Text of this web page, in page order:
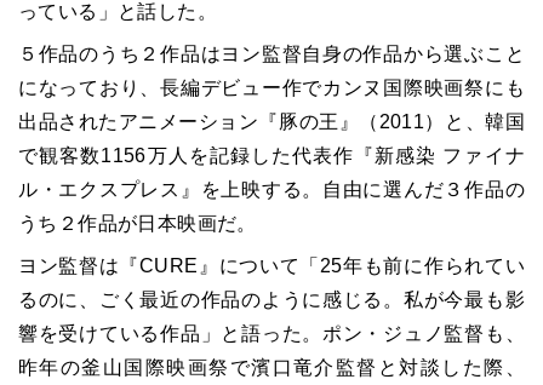
っている」と話した。
５作品のうち２作品はヨン監督自身の作品から選ぶこと
になっており、長編デビュー作でカンヌ国際映画祭にも
出品されたアニメーション『豚の王』（2011）と、韓国
で観客数1156万人を記録した代表作『新感染 ファイナ
ル・エクスプレス』を上映する。自由に選んだ３作品の
うち２作品が日本映画だ。
ヨン監督は『CURE』について「25年も前に作られてい
るのに、ごく最近の作品のように感じる。私が今最も影
響を受けている作品」と語った。ポン・ジュノ監督も、
昨年の釜山国際映画祭で濱口竜介監督と対談した際、